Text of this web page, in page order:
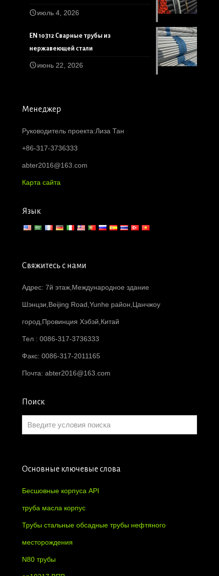
июль 4, 2026
EN 10312 Сварные трубы из
нержавеющей стали
июнь 22, 2026
Менеджер
Руководитель проекта:Лиза Тан
+86-317-3736333
abter2016@163.com
Карта сайта
Язык
Свяжитесь с нами
Адрес: 7й этаж,Международное здание
Шэнцзи,Beijing Road,Yunhe район,Цанчжоу
город,Провинция Хэбэй,Китай
Тел : 0086-317-3736333
Факс: 0086-317-2011165
Почта: abter2016@163.com
Поиск
Основные ключевые слова
Бесшовные корпуса API
труба масла корпус
Трубы стальные обсадные трубы нефтяного
месторождения
N80 трубы